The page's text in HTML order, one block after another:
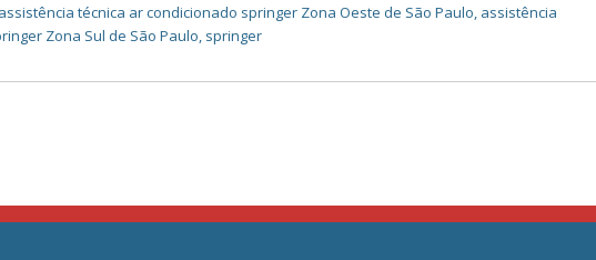
assistência técnica ar condicionado springer Zona Oeste de São Paulo, assistência
Zona Sul de São Paulo, springer